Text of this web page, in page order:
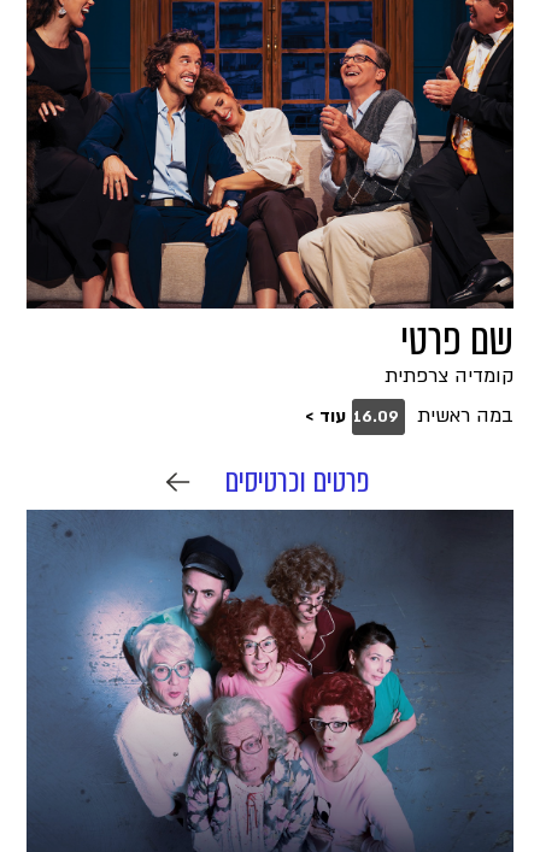
שם פרטי
קומדיה צרפתית
במה ראשית
16.09 עוד >
פרטים וכרטיסים